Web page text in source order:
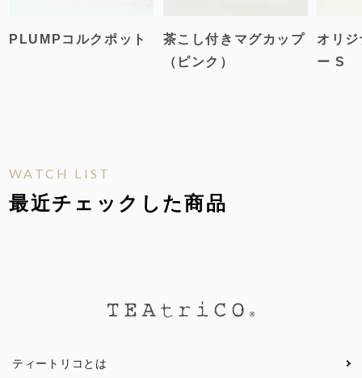
PLUMPコルクポット
茶こし付きマグカップ
（ピンク）
オリ
ー S
WATCH LIST
最近チェックした商品
ティートリコとは